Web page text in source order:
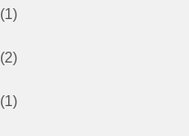
(1)
(2)
(1)